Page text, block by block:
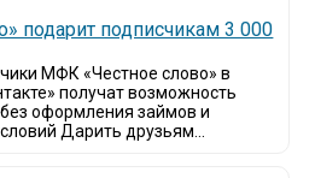
подарит подписчикам 3 000
МФК «Честное слово» в
получат возможность
оформления займов и
Дарить друзьям...